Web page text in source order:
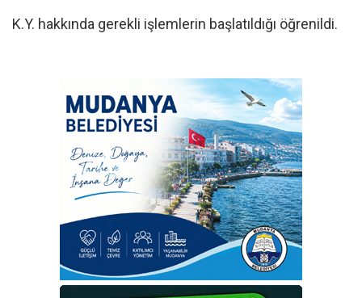
K.Y. hakkında gerekli işlemlerin başlatıldığı öğrenildi.